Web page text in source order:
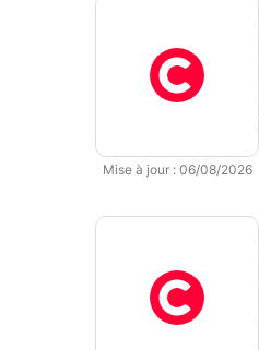
Mise à jour: 06/08/2026